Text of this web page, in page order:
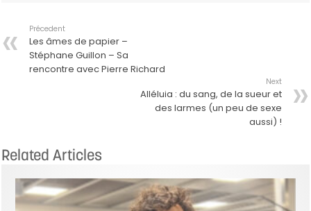
Précedent
Les âmes de papier –
Stéphane Guillon – Sa
rencontre avec Pierre Richard
Next
Alléluia : du sang, de la sueur et
des larmes (un peu de sexe
aussi) !
Related Articles